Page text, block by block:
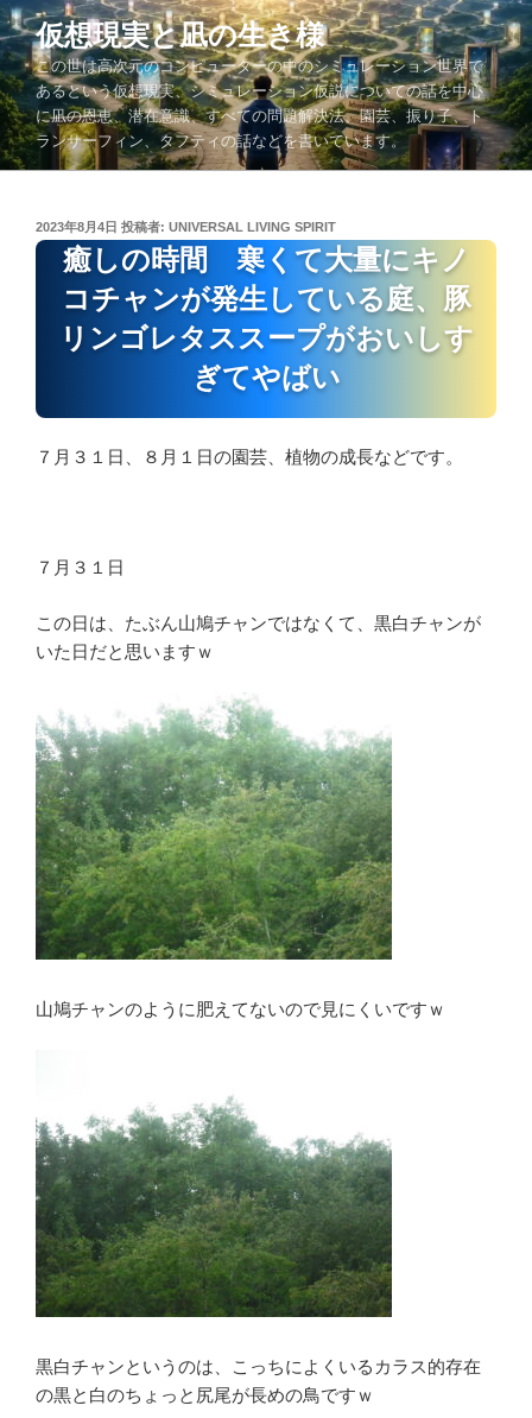
コ
ン
テ
ン
ツ
へ
仮想現実と凪の生き様
この世は高次元のコンピューターの中のシミュレーション世界で
あるという仮想現実、シミュレーション仮説についての話を中心
に凪の恩恵、潜在意識、すべての問題解決法、園芸、振り子、ト
ランサーフィン、タフティの話などを書いています。
投
稿
2023年8月4日 投稿者: UNIVERSAL LIVING SPIRIT
癒しの時間 寒くて大量にキノ
コチャンが発生している庭、豚
リンゴレタススープがおいしす
ぎてやばい
７月３１日、８月１日の園芸、植物の成長などです。
７月３１日
この日は、たぶん山鳩チャンではなくて、黒白チャンが
いた日だと思いますｗ
山鳩チャンのように肥えてないので見にくいですｗ
黒白チャンというのは、こっちによくいるカラス的存在
の黒と白のちょっと尻尾が長めの鳥ですｗ